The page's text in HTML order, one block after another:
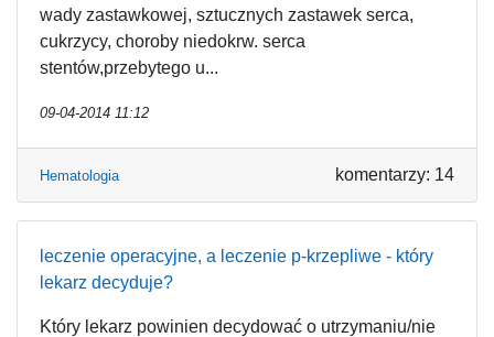
wady zastawkowej, sztucznych zastawek serca,
cukrzycy, choroby niedokrw. serca
stentów,przebytego u...
09-04-2014 11:12
Hematologia komentarzy: 14
leczenie operacyjne, a leczenie p-krzepliwe - który
lekarz decyduje?
Który lekarz powinien decydować o utrzymaniu/nie